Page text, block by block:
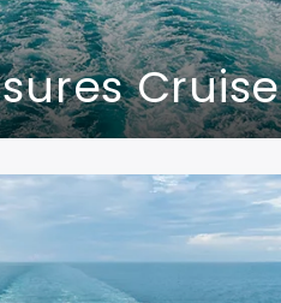
Cruise